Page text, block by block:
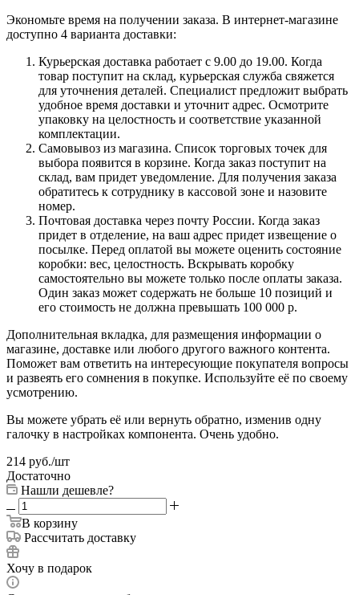
Экономьте время на получении заказа. В интернет-магазине
доступно 4 варианта доставки:
Курьерская доставка работает с 9.00 до 19.00. Когда
товар поступит на склад, курьерская служба свяжется
для уточнения деталей. Специалист предложит выбрать
удобное время доставки и уточнит адрес. Осмотрите
упаковку на целостность и соответствие указанной
комплектации.
Самовывоз из магазина. Список торговых точек для
выбора появится в корзине. Когда заказ поступит на
склад, вам придет уведомление. Для получения заказа
обратитесь к сотруднику в кассовой зоне и назовите
номер.
Почтовая доставка через почту России. Когда заказ
придет в отделение, на ваш адрес придет извещение о
посылке. Перед оплатой вы можете оценить состояние
коробки: вес, целостность. Вскрывать коробку
самостоятельно вы можете только после оплаты заказа.
Один заказ может содержать не больше 10 позиций и
его стоимость не должна превышать 100 000 р.
Дополнительная вкладка, для размещения информации о
магазине, доставке или любого другого важного контента.
Поможет вам ответить на интересующие покупателя вопросы
и развеять его сомнения в покупке. Используйте её по своему
усмотрению.
Вы можете убрать её или вернуть обратно, изменив одну
галочку в настройках компонента. Очень удобно.
214 руб./шт
Достаточно
Нашли дешевле?
В корзину
Рассчитать доставку
Хочу в подарок